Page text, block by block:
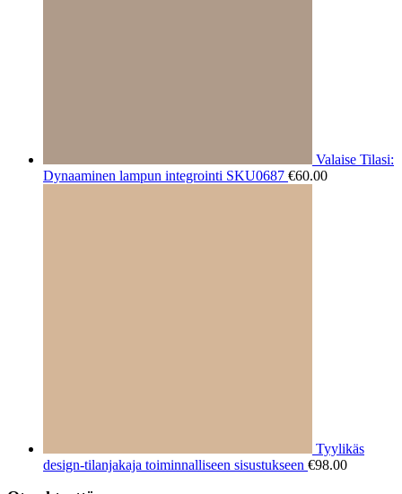
Valaise Tilasi:
Dynaaminen lampun integrointi SKU0687 €60.00
Tyylikäs
design-tilanjakaja toiminnalliseen sisustukseen €98.00